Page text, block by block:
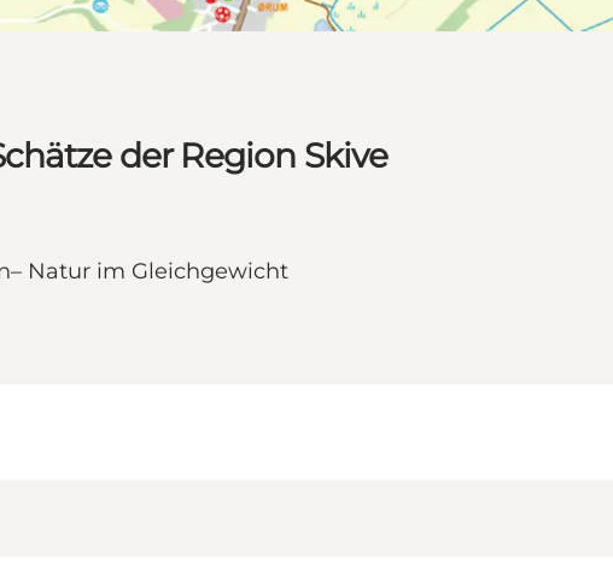
der Region Skive
Natur im Gleichgewicht